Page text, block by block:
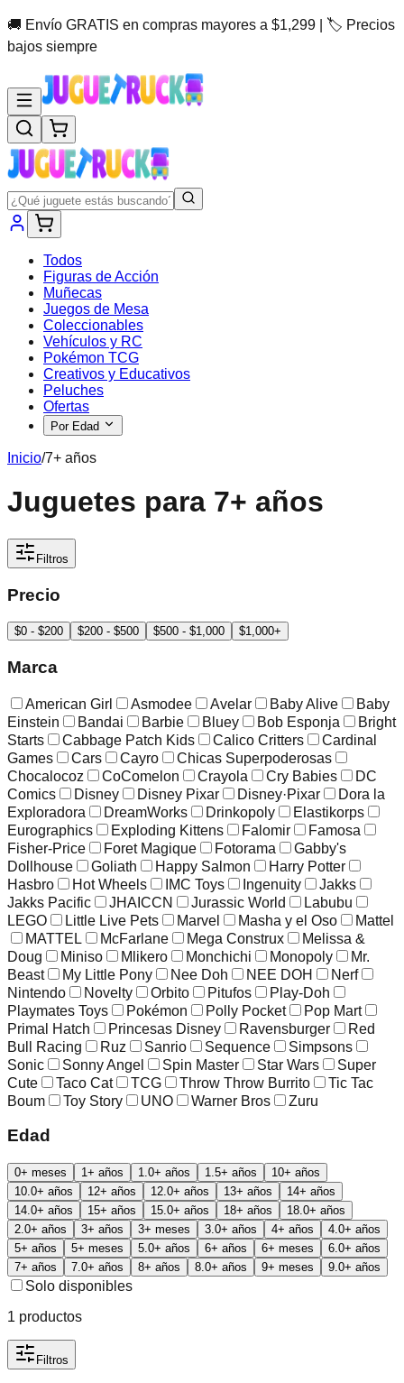
🚚 Envío GRATIS en compras mayores a $1,299 | 🏷️ Precios
bajos siempre
Todos
Figuras de Acción
Muñecas
Juegos de Mesa
Coleccionables
Vehículos y RC
Pokémon TCG
Creativos y Educativos
Peluches
Ofertas
Por Edad
Inicio/7+ años
Juguetes para 7+ años
Filtros
Precio
$0 - $200 $200 - $500 $500 - $1,000 $1,000+
Marca
American Girl Asmodee Avelar Baby Alive
Baby
Einstein
Bandai Barbie Bluey Bob Esponja
Bright
Starts
Cabbage Patch Kids Calico Critters
Cardinal
Games
Cars Cayro
Chicas Superpoderosas
Chocalocoz
CoComelon Crayola Cry Babies
DC
Comics
Disney Disney Pixar Disney·Pixar
Dora la
Exploradora
DreamWorks Drinkopoly
Elastikorps
Eurographics
Exploding Kittens Falomir
Famosa
Fisher-Price
Foret Magique Fotorama
Gabby's
Dollhouse
Goliath Happy Salmon
Harry Potter
Hasbro
Hot Wheels IMC Toys Ingenuity
Jakks
Jakks Pacific
JHAICCN Jurassic World
Labubu
LEGO
Little Live Pets Marvel Masha y el Oso
Mattel
MATTEL
McFarlane Mega Construx
Melissa &
Doug
Miniso Mlikero Monchichi Monopoly
Mr.
Beast
My Little Pony Nee Doh NEE DOH
Nerf
Nintendo
Novelty Orbito Pitufos
Play-Doh
Playmates Toys
Pokémon Polly Pocket
Pop Mart
Primal Hatch
Princesas Disney Ravensburger
Red
Bull Racing
Ruz Sanrio Sequence
Simpsons
Sonic
Sonny Angel Spin Master Star Wars
Super
Cute
Taco Cat TCG Throw Throw Burrito
Tic Tac
Boum
Toy Story UNO Warner Bros Zuru
Edad
0+ meses 1+ años 1.0+ años 1.5+ años
10+ años
10.0+ años
12+ años 12.0+ años 13+ años
14+ años
14.0+ años
15+ años 15.0+ años 18+ años
18.0+ años
2.0+ años
3+ años 3+ meses 3.0+ años 4+ años
4.0+ años
5+ años
5+ meses 5.0+ años 6+ años 6+ meses
6.0+ años
7+ años
7.0+ años 8+ años 8.0+ años 9+ meses 9.0+ años
Solo disponibles
1 productos
Filtros